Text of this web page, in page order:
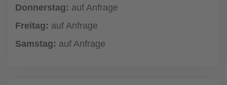
Donnerstag: auf Anfrage
Freitag: auf Anfrage
Samstag: auf Anfrage